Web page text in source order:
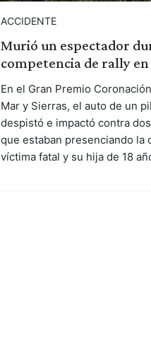
ACCIDENTE
Murió un espectador
competencia de rally
En el Gran Premio
Mar y Sierras, el auto de un
despistó e impactó contra
que estaban presenciando la
víctima fatal y su hija de 18